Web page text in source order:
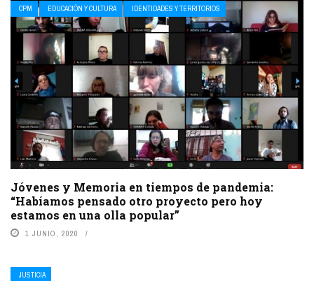
CPM EDUCACIÓN Y CULTURA IDENTIDADES Y TERRITORIOS
Jóvenes y Memoria en tiempos de pandemia:
“Habíamos pensado otro proyecto pero hoy
estamos en una olla popular”
1 JUNIO, 2020
JUSTICIA